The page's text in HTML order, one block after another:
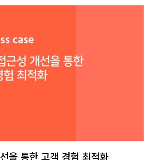
을 통한 고객 경험 최적화